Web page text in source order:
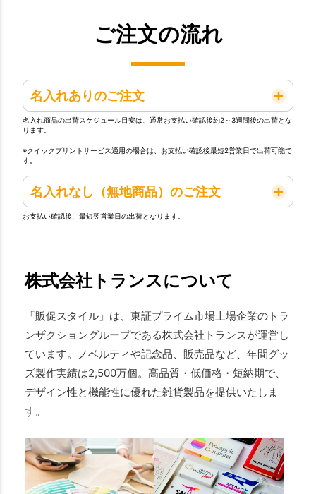
ご注文の流れ
名入れありのご注文
名入れ商品の出荷スケジュール目安は、通常お支払い確認後約2～3週間後の出荷とな
ります。
※クイックプリントサービス適用の場合は、お支払い確認後最短2営業日で出荷可能で
す。
名入れなし（無地商品）のご注文
お支払い確認後、最短翌営業日の出荷となります。
株式会社トランスについて
「販促スタイル」は、東証プライム市場上場企業のトラ
ンザクショングループである株式会社トランスが運営し
ています。ノベルティや記念品、販売品など、年間グッ
ズ製作実績は2,500万個。高品質・低価格・短納期で、
デザイン性と機能性に優れた雑貨製品を提供いたしま
す。